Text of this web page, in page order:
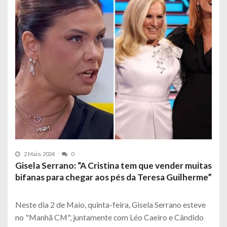
2 Maio, 2024 0
Gisela Serrano: “A Cristina tem que vender muitas
bifanas para chegar aos pés da Teresa Guilherme”
Neste dia 2 de Maio, quinta-feira, Gisela Serrano esteve
no "Manhã CM", juntamente com Léo Caeiro e Cândido